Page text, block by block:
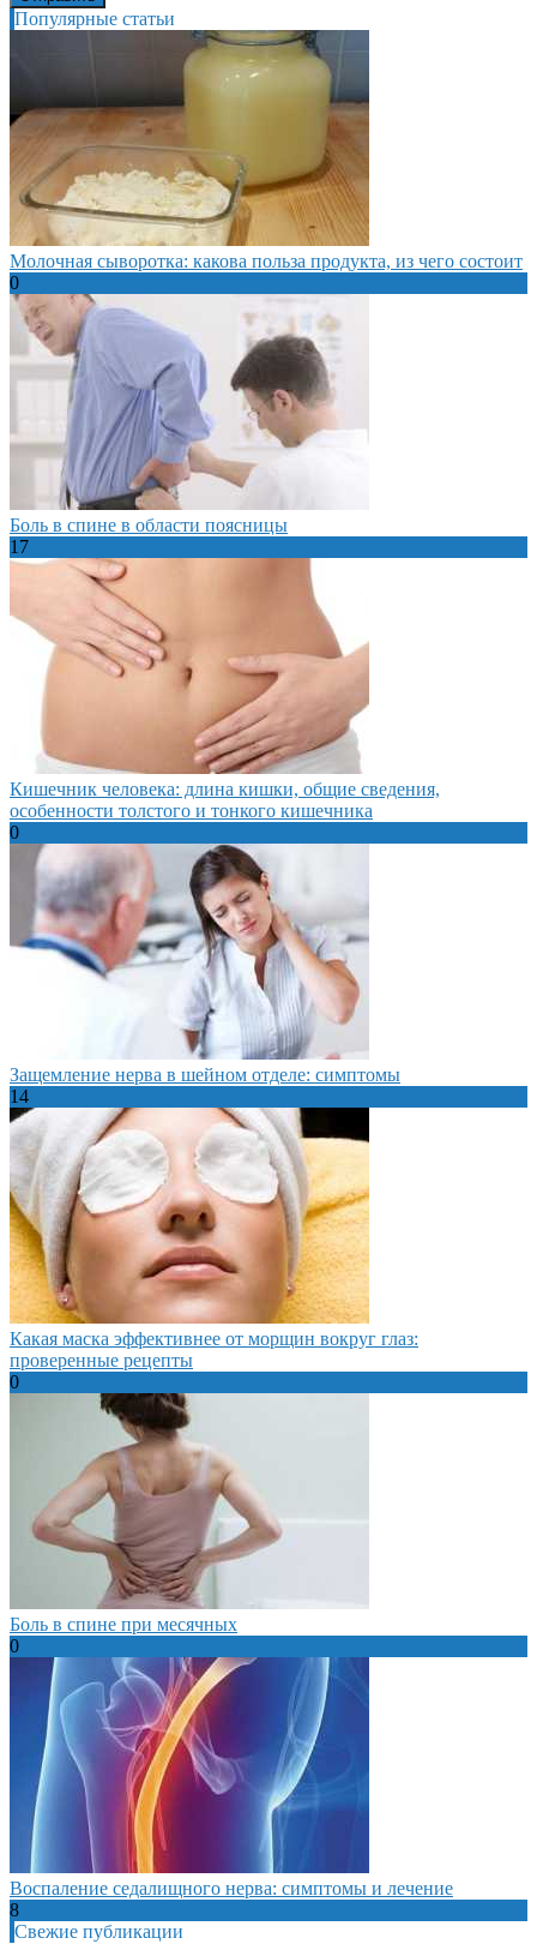
Популярные статьи
Молочная сыворотка: какова польза продукта, из чего состоит
0
Боль в спине в области поясницы
17
Кишечник человека: длина кишки, общие сведения,
особенности толстого и тонкого кишечника
0
Защемление нерва в шейном отделе: симптомы
14
Какая маска эффективнее от морщин вокруг глаз:
проверенные рецепты
0
Боль в спине при месячных
0
Воспаление седалищного нерва: симптомы и лечение
8
Свежие публикации